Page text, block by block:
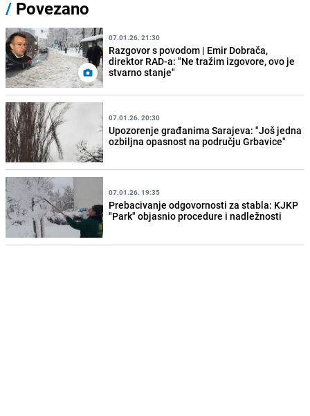
/ Povezano
07.01.26. 21:30
Razgovor s povodom | Emir Dobrača,
direktor RAD-a: "Ne tražim izgovore, ovo je
stvarno stanje"
07.01.26. 20:30
Upozorenje građanima Sarajeva: "Još jedna
ozbiljna opasnost na području Grbavice"
07.01.26. 19:35
Prebacivanje odgovornosti za stabla: KJKP
"Park" objasnio procedure i nadležnosti